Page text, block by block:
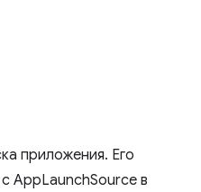
приложения. Его
AppLaunchSource в